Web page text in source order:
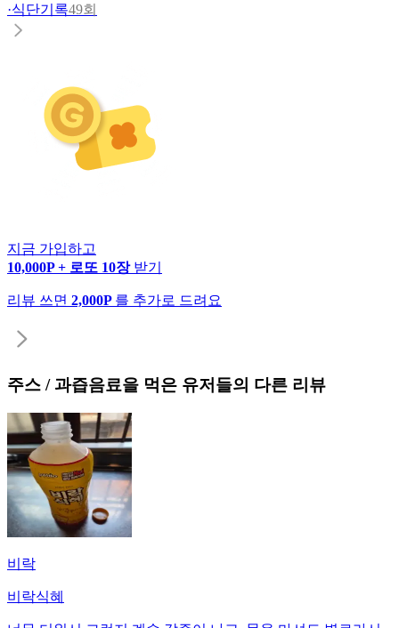
·식단기록49회
지금 가입하고
10,000P + 로또 10장 받기
리뷰 쓰면 2,000P 를 추가로 드려요
주스 / 과즙음료을 먹은 유저들의 다른 리뷰
비락
비락식혜